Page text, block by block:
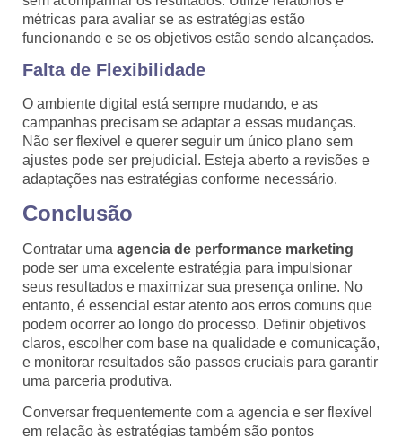
métricas para avaliar se as estratégias estão
funcionando e se os objetivos estão sendo alcançados.
Falta de Flexibilidade
O ambiente digital está sempre mudando, e as
campanhas precisam se adaptar a essas mudanças.
Não ser flexível e querer seguir um único plano sem
ajustes pode ser prejudicial. Esteja aberto a revisões e
adaptações nas estratégias conforme necessário.
Conclusão
Contratar uma agencia de performance marketing
pode ser uma excelente estratégia para impulsionar
seus resultados e maximizar sua presença online. No
entanto, é essencial estar atento aos erros comuns que
podem ocorrer ao longo do processo. Definir objetivos
claros, escolher com base na qualidade e comunicação,
e monitorar resultados são passos cruciais para garantir
uma parceria produtiva.
Conversar frequentemente com a agencia e ser flexível
em relação às estratégias também são pontos